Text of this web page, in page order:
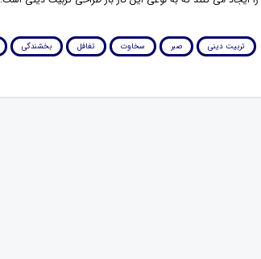
تربیت دینی صبر سخاوت تغافل بخشندگی